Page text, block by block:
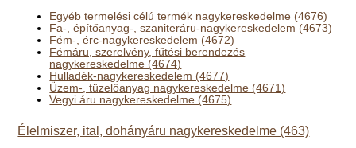
Egyéb termelési célú termék nagykereskedelme (4676)
Fa-, építőanyag-, szaniteráru-nagykereskedelem (4673)
Fém-, érc-nagykereskedelem (4672)
Fémáru, szerelvény, fűtési berendezés
nagykereskedelme (4674)
Hulladék-nagykereskedelem (4677)
Üzem-, tüzelőanyag nagykereskedelme (4671)
Vegyi áru nagykereskedelme (4675)
Élelmiszer, ital, dohányáru nagykereskedelme (463)